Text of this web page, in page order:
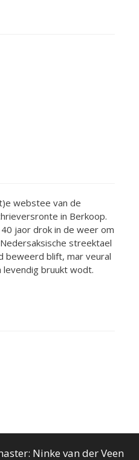
webstee van de
in Berkoop.
jaor drok in de weer om
streektael
beweerd blift, mar veural
bruukt wodt.
Ninke van der Veen